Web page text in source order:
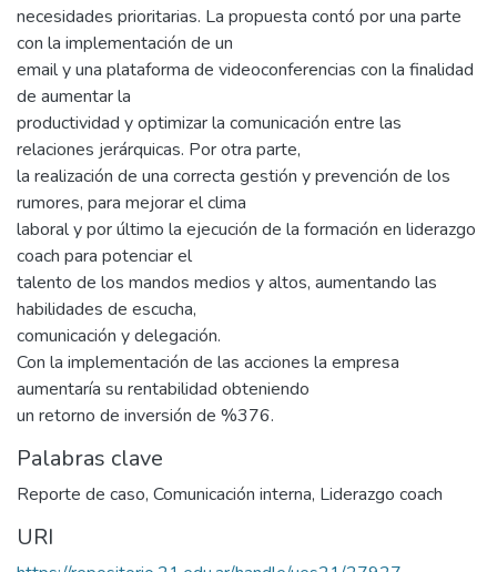
necesidades prioritarias. La propuesta contó por una parte
con la implementación de un
email y una plataforma de videoconferencias con la finalidad
de aumentar la
productividad y optimizar la comunicación entre las
relaciones jerárquicas. Por otra parte,
la realización de una correcta gestión y prevención de los
rumores, para mejorar el clima
laboral y por último la ejecución de la formación en liderazgo
coach para potenciar el
talento de los mandos medios y altos, aumentando las
habilidades de escucha,
comunicación y delegación.
Con la implementación de las acciones la empresa
aumentaría su rentabilidad obteniendo
un retorno de inversión de %376.
Palabras clave
Reporte de caso, Comunicación interna, Liderazgo coach
URI